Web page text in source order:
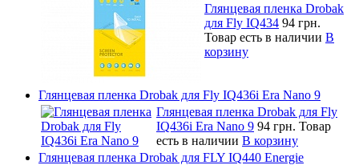
Глянцевая пленка Drobak
для Fly IQ434 94 грн.
Товар есть в наличии В
корзину
Глянцевая пленка Drobak для Fly IQ436i Era Nano 9
Глянцевая пленка Drobak для Fly
IQ436i Era Nano 9 94 грн. Товар
есть в наличии В корзину
Глянцевая пленка Drobak для FLY IQ440 Energie